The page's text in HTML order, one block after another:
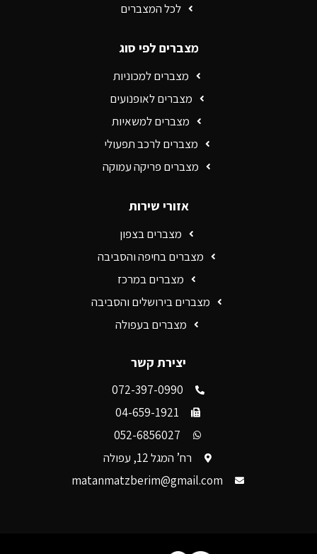
לכל המצברים
מצברים לפי סוג
מצברים למכוניות
מצברים לאופנועים
מצברים למשאיות
מצברים לרכב תפעולי
מצברים פריקה עמוקה
אזורי שירות
מצברים בצפון
מצברים בחיפה והסביבה
מצברים במרכז
מצברים בירושלים והסביבה
מצברים בעפולה
יצירת קשר
072-397-0990
04-659-1921
052-6856027
רח’ המגל 12, עפולה
matanmatzberim@gmail.com